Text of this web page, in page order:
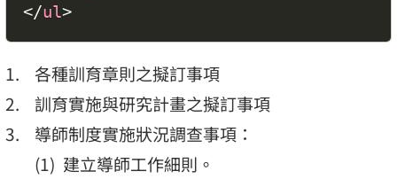
</ul>
各種訓育章則之擬訂事項
訓育實施與研究計畫之擬訂事項
導師制度實施狀況調查事項：
建立導師工作細則。